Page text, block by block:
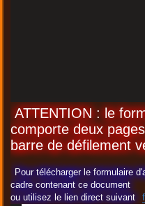
ATTENTION : le
comporte deux
barre de défilement
Pour télécharger le formulaire
cadre contenant ce document
ou utilisez le lien direct suivant